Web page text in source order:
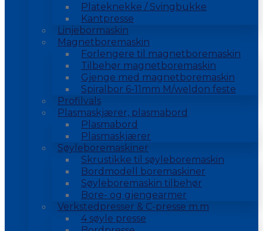
Plateknekke / Svingbukke
Kantpresse
Linjebormaskin
Magnetboremaskin
Forlengere til magnetboremaskin
Tilbehør magnetboremaskin
Gjenge med magnetboremaskin
Spiralbor 6-11mm M/weldon feste
Profilvals
Plasmaskjærer, plasmabord
Plasmabord
Plasmaskjærer
Søyleboremaskiner
Skrustikke til søyleboremaskin
Bordmodell boremaskiner
Søyleboremaskin tilbehør
Bore- og gjengearmer
Verkstedpresser & C-presse m.m
4 søyle presse